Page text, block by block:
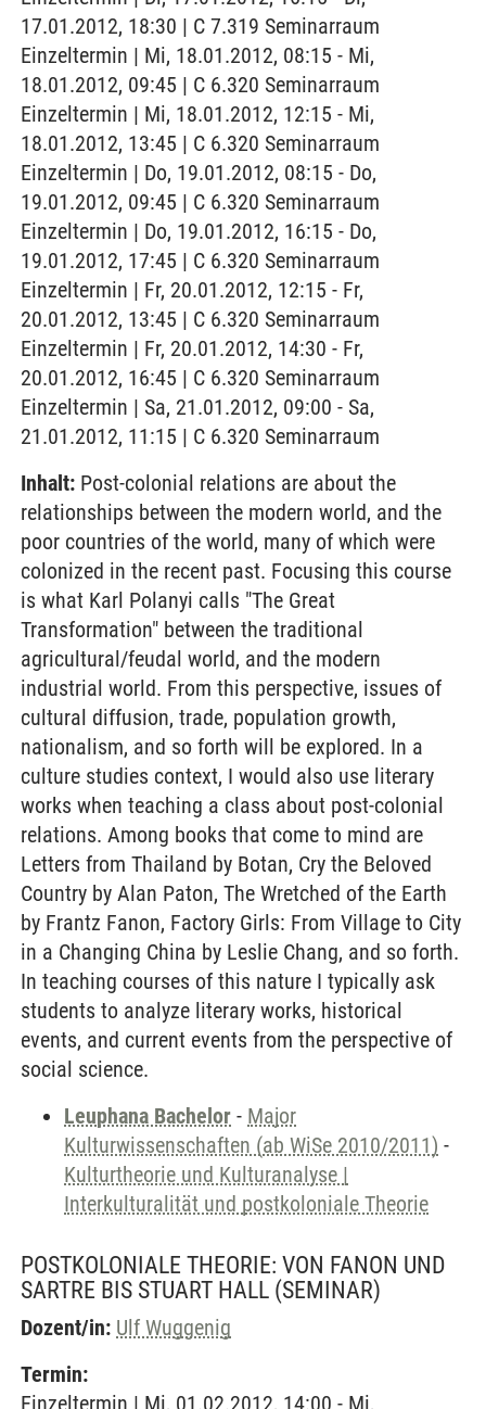
17.01.2012, 18:30 | C 7.319 Seminarraum
Einzeltermin | Mi, 18.01.2012, 08:15 - Mi,
18.01.2012, 09:45 | C 6.320 Seminarraum
Einzeltermin | Mi, 18.01.2012, 12:15 - Mi,
18.01.2012, 13:45 | C 6.320 Seminarraum
Einzeltermin | Do, 19.01.2012, 08:15 - Do,
19.01.2012, 09:45 | C 6.320 Seminarraum
Einzeltermin | Do, 19.01.2012, 16:15 - Do,
19.01.2012, 17:45 | C 6.320 Seminarraum
Einzeltermin | Fr, 20.01.2012, 12:15 - Fr,
20.01.2012, 13:45 | C 6.320 Seminarraum
Einzeltermin | Fr, 20.01.2012, 14:30 - Fr,
20.01.2012, 16:45 | C 6.320 Seminarraum
Einzeltermin | Sa, 21.01.2012, 09:00 - Sa,
21.01.2012, 11:15 | C 6.320 Seminarraum
Inhalt: Post-colonial relations are about the
relationships between the modern world, and the
poor countries of the world, many of which were
colonized in the recent past. Focusing this course
is what Karl Polanyi calls "The Great
Transformation" between the traditional
agricultural/feudal world, and the modern
industrial world. From this perspective, issues of
cultural diffusion, trade, population growth,
nationalism, and so forth will be explored. In a
culture studies context, I would also use literary
works when teaching a class about post-colonial
relations. Among books that come to mind are
Letters from Thailand by Botan, Cry the Beloved
Country by Alan Paton, The Wretched of the Earth
by Frantz Fanon, Factory Girls: From Village to City
in a Changing China by Leslie Chang, and so forth.
In teaching courses of this nature I typically ask
students to analyze literary works, historical
events, and current events from the perspective of
social science.
Leuphana Bachelor - Major
Kulturwissenschaften (ab WiSe 2010/2011) -
Kulturtheorie und Kulturanalyse |
Interkulturalität und postkoloniale Theorie
POSTKOLONIALE THEORIE: VON FANON UND
SARTRE BIS STUART HALL (SEMINAR)
Dozent/in: Ulf Wuggenig
Termin:
Einzeltermin | Mi, 01.02.2012, 14:00 - Mi,